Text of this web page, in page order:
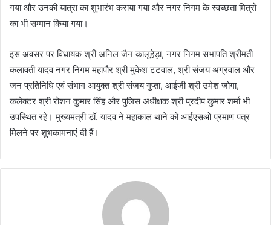
गया और उनकी यात्रा का शुभारंभ कराया गया और नगर निगम के स्वच्छता मित्रों
का भी सम्मान किया गया।
इस अवसर पर विधायक श्री अनिल जैन कालूहेड़ा, नगर निगम सभापति श्रीमती
कलावती यादव नगर निगम महापौर श्री मुकेश टटवाल, श्री संजय अग्रवाल और
जन प्रतिनिधि एवं संभाग आयुक्त श्री संजय गुप्ता, आईजी श्री उमेश जोगा,
कलेक्टर श्री रोशन कुमार सिंह और पुलिस अधीक्षक श्री प्रदीप कुमार शर्मा भी
उपस्थित रहे। मुख्यमंत्री डॉ. यादव ने महाकाल थाने को आईएसओ प्रमाण पत्र
मिलने पर शुभकामनाएं दी हैं।